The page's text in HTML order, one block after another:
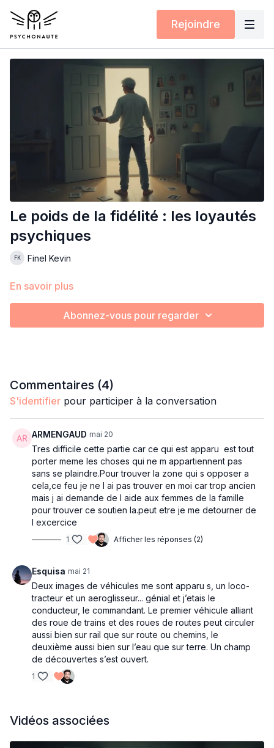
Rejoindre
Le poids de la fidélité : les loyautés
psychiques
Finel Kevin
En savoir plus
Abonnez-vous pour regarder
Commentaires (4)
S'identifier pour participer à la conversation
ARMENGAUD mai 20
Tres difficile cette partie car ce qui est apparu est tout
porter meme les choses qui ne m appartiennent pas
sans se plaindre.Pour trouver la zone qui s opposer a
cela,ce feu je ne l ai pas trouver en moi car trop ancien
mais j ai demande de l aide aux femmes de la famille
pour trouver ce soutien la.peut etre je me detourner de
l excercice
1 Afficher les réponses (2)
Esquisa mai 21
Deux images de véhicules me sont apparu s, un loco-
tracteur et un aeroglisseur... génial et j’etais le
conducteur, le commandant. Le premier véhicule alliant
des roue de trains et des roues de routes peut circuler
aussi bien sur rail que sur route ou chemins, le
deuxième aussi bien sur l’eau que sur terre. Un champ
de découvertes s’est ouvert.
1
Vidéos associées